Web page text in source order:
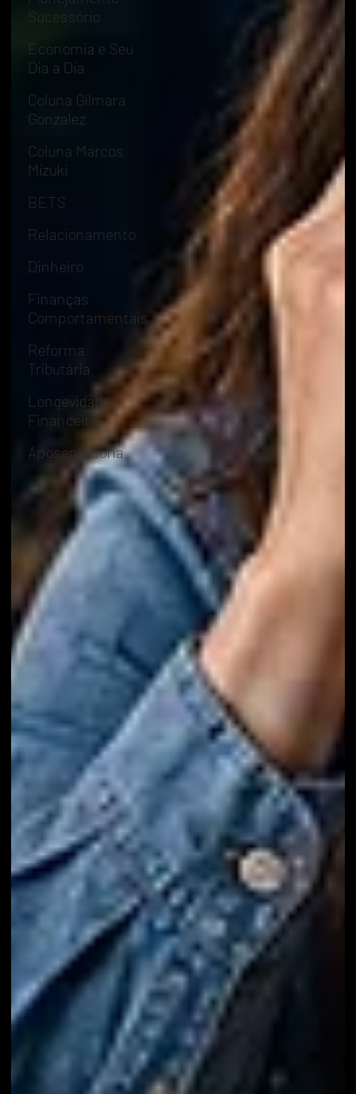
Sucessório
Economia e Seu
Dia a Dia
Coluna Gilmara
Gonzalez
Coluna Marcos
Mizuki
BETS
Relacionamento
Dinheiro
Finanças
Comportamentais
Reforma
Tributária
Longevidade
Financeira
Aposentadoria